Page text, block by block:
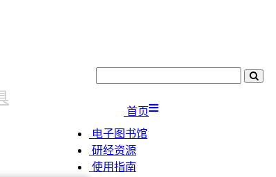
首页
电子图书馆
研经资源
使用指南